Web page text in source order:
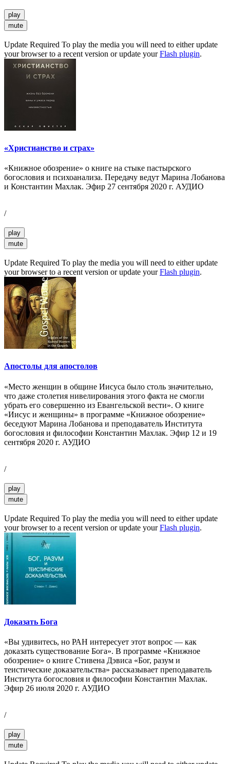
play
mute
Update Required To play the media you will need to either update
your browser to a recent version or update yourFlash plugin.
«Христианство и страх»
«Книжное обозрение» о книге на стыке пастырского
богословия и психоанализа. Передачу ведут Марина Лобанова
и Константин Махлак. Эфир 27 сентября 2020 г. АУДИО
/
play
mute
Update Required To play the media you will need to either update
your browser to a recent version or update yourFlash plugin.
Апостолы для апостолов
«Место женщин в общине Иисуса было столь значительно,
что даже столетия нивелирования этого факта не смогли
убрать его совершенно из Евангельской вести». О книге
«Иисус и женщины» в программе «Книжное обозрение»
беседуют Марина Лобанова и преподаватель Института
богословия и философии Константин Махлак. Эфир 12 и 19
сентября 2020 г. АУДИО
/
play
mute
Update Required To play the media you will need to either update
your browser to a recent version or update yourFlash plugin.
Доказать Бога
«Вы удивитесь, но РАН интересует этот вопрос — как
доказать существование Бога». В программе «Книжное
обозрение» о книге Стивена Дэвиса «Бог, разум и
теистические доказательства» рассказывает преподаватель
Института богословия и философии Константин Махлак.
Эфир 26 июля 2020 г. АУДИО
/
play
mute